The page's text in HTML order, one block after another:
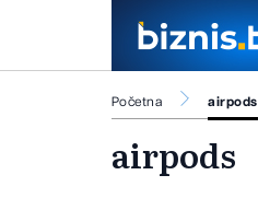
Početna airpods
airpods